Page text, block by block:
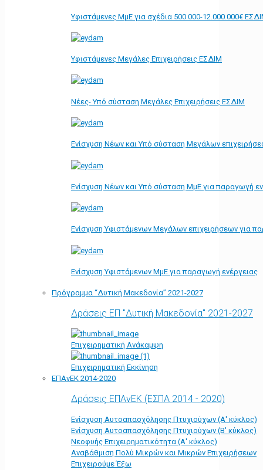
Υφιστάμενες ΜμΕ για σχέδια 500.000-12.000.000€
Υφιστάμενες Μεγάλες Επιχειρήσεις ΕΣΔΙΜ
Νέες- Υπό σύσταση Μεγάλες Επιχειρήσεις ΕΣΔΙΜ
Ενίσχυση Νέων και Υπό σύσταση Μεγάλων
Ενίσχυση Νέων και Υπό σύσταση ΜμΕ για παραγωγή
Ενίσχυση Υφιστάμενων Μεγάλων επιχειρήσεων για
Ενίσχυση Υφιστάμενων ΜμΕ για παραγωγή ενέργειας
Πρόγραμμα “Δυτική Μακεδονία” 2021-2027
Δράσεις ΕΠ "Δυτική Μακεδονία" 2021-2027
Επιχειρηματική Ανάκαμψη
Επιχειρηματική Εκκίνηση
ΕΠΑνΕΚ 2014-2020
Δράσεις ΕΠΑνΕΚ (ΕΣΠΑ 2014 - 2020)
Ενίσχυση Αυτοαπασχόλησης Πτυχιούχων (Α' κύκλος)
Ενίσχυση Αυτοαπασχόλησης Πτυχιούχων (Β' κύκλος)
Νεοφυής Επιχειρηματικότητα (Α' κύκλος)
Αναβάθμιση Πολύ Μικρών και Μικρών Επιχειρήσεων
Επιχειρούμε Έξω